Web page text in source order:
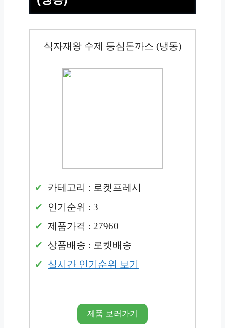
식자재왕 수제 등심돈까스 (냉동)
카테고리 : 로켓프레시
인기순위 : 3
제품가격 : 27960
상품배송 : 로켓배송
실시간 인기순위 보기
제품 보러가기